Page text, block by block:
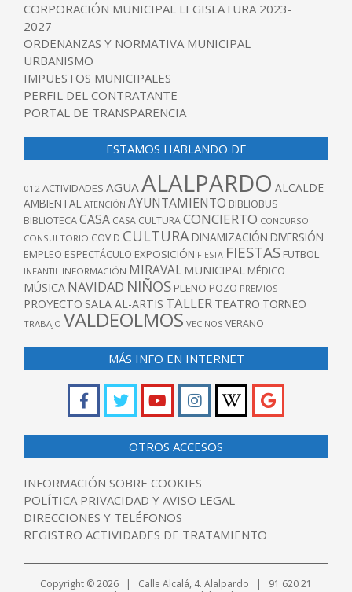
CORPORACIÓN MUNICIPAL LEGISLATURA 2023-
2027
ORDENANZAS Y NORMATIVA MUNICIPAL
URBANISMO
IMPUESTOS MUNICIPALES
PERFIL DEL CONTRATANTE
PORTAL DE TRANSPARENCIA
ESTAMOS HABLANDO DE
012 ACTIVIDADES AGUAALALPARDO ALCALDE
AMBIENTAL ATENCIÓN AYUNTAMIENTO BIBLIOBUS
BIBLIOTECACASA CASA CULTURACONCIERTO CONCURSO
CONSULTORIO COVID CULTURA DINAMIZACIÓN DIVERSIÓN
EMPLEO ESPECTÁCULO EXPOSICIÓN FIESTA FIESTAS FUTBOL
INFANTIL INFORMACIÓN MIRAVAL MUNICIPAL MÉDICO
MÚSICA NAVIDAD NIÑOS PLENO POZO PREMIOS
PROYECTO SALA AL-ARTIS TALLER TEATRO TORNEO
TRABAJO VALDEOLMOS VECINOS VERANO
MÁS INFO EN INTERNET
OTROS ACCESOS
INFORMACIÓN SOBRE COOKIES
POLÍTICA PRIVACIDAD Y AVISO LEGAL
DIRECCIONES Y TELÉFONOS
REGISTRO ACTIVIDADES DE TRATAMIENTO
Copyright © 2026 | Calle Alcalá, 4. Alalpardo | 91 620 21